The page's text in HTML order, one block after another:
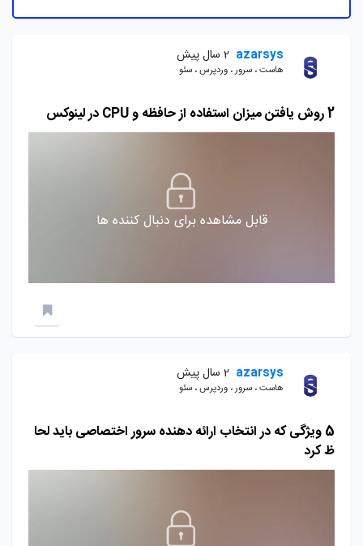
azarsys 2 سال پیش
هاست ، سرور ، وردپرس ، سئو
2 روش یافتن میزان استفاده از حافظه و CPU در لینوکس
قابل مشاهده برای دنبال کننده ها
azarsys 2 سال پیش
هاست ، سرور ، وردپرس ، سئو
5 ویژگی که در انتخاب ارائه دهنده سرور اختصاصی باید لحا
ظ کرد